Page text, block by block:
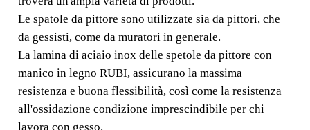
Nella gamma di spatole RUBI il posatore professionista
troverà un'ampia varietà di prodotti. Le spatole da pittore
sono utilizzate sia da pittori, che da gessisti, come da
muratori in generale.
Le spatole da pittore sono utilizzate sia da pittori, che
da gessisti, come da muratori in generale.
La lamina di aciaio inox delle spetole da pittore con
manico in legno RUBI, assicurano la massima
resistenza e buona flessibilità, così come la resistenza
all'ossidazione condizione imprescindibile per chi
lavora con gesso.